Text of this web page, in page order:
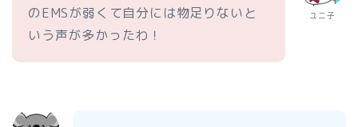
ユニ子
のEMSが弱くて自分には物足りないと
いう声が多かったわ！